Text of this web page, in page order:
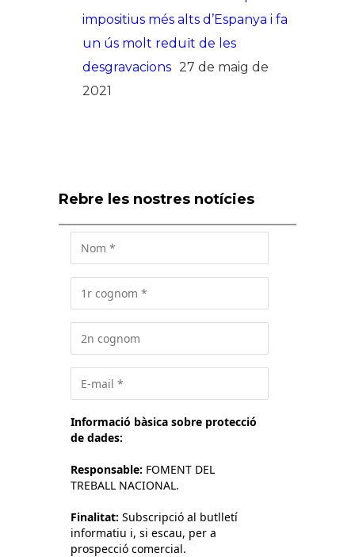
impositius més alts d’Espanya i fa
un ús molt reduït de les
desgravacions 27 de maig de
2021
Rebre les nostres notícies
Informació bàsica sobre protecció
de dades:
Responsable: FOMENT DEL
TREBALL NACIONAL.
Finalitat: Subscripció al butlletí
informatiu i, si escau, per a
prospecció comercial.